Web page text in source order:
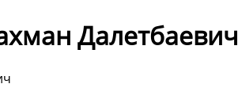
Далетбаевич